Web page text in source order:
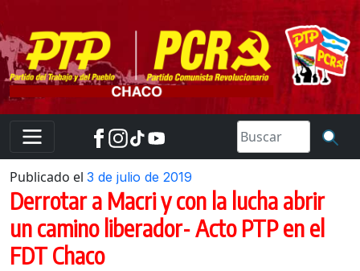
to
content
Publicado el 3 de julio de 2019
Derrotar a Macri y con la lucha abrir
un camino liberador- Acto PTP en el
FDT Chaco